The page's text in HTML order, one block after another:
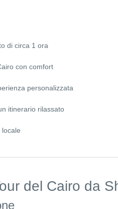
di circa 1 ora
con comfort
personalizzata
itinerario rilassato
del Cairo da